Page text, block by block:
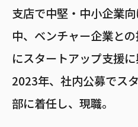
支店で中堅・中小企業
中、ベンチャー企業と
にスタートアップ支援に
2023年、社内公募でス
部に着任し、現職。